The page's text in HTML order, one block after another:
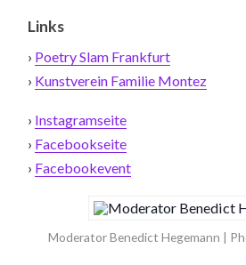
Links
› Poetry Slam Frankfurt
› Kunstverein Familie Montez
› Instagramseite
› Facebookseite
› Facebookevent
Moderator Benedict Hegemann |